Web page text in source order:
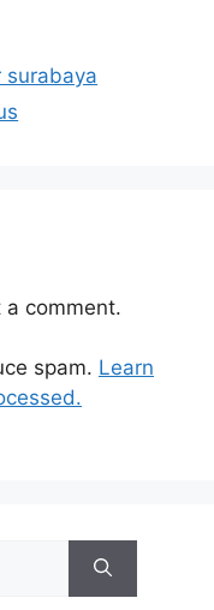
surabaya
a comment.
spam. Learn